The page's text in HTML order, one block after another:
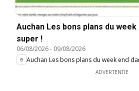
Auchan Les bons plans du
super !
06/08/2026- 09/08/2026
Auchan Les bons plans du week end
ADVERTENTIE